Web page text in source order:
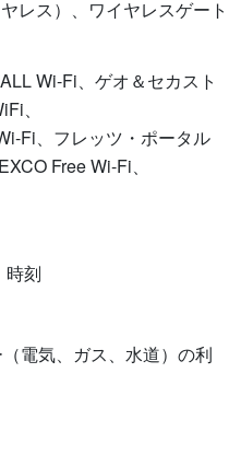
レス）、ワイヤレスゲート
Wi-Fi、ゲオ＆セカスト
、
Fi、フレッツ・ポータル
Free Wi-Fi、
時刻
電気、ガス、水道）の利